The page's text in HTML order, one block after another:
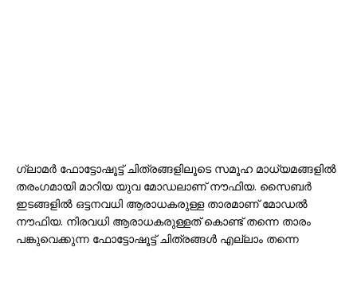
ഗ്ലാമർ ഫോട്ടോഷൂട്ട് ചിത്രങ്ങളിലൂടെ സമൂഹ മാധ്യമങ്ങളിൽ
തരംഗമായി മാറിയ യുവ മോഡലാണ് നൗഫിയ. സൈബർ
ഇടങ്ങളിൽ ഒട്ടനവധി ആരാധകരുള്ള താരമാണ് മോഡൽ
നൗഫിയ. നിരവധി ആരാധകരുള്ളത് കൊണ്ട് തന്നെ താരം
പങ്കുവെക്കുന്ന ഫോട്ടോഷൂട്ട് ചിത്രങ്ങൾ എല്ലാം തന്നെ